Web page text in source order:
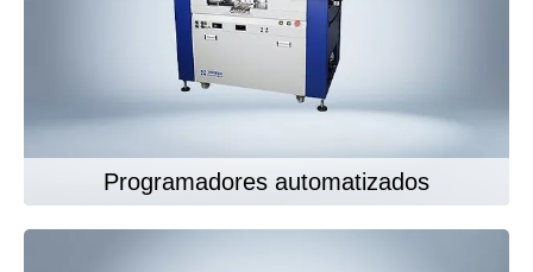
Programadores automatizados